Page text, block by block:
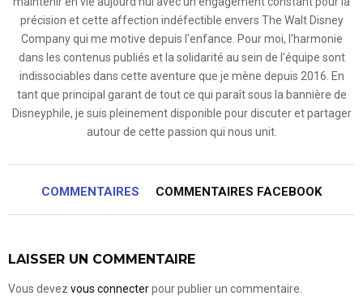
précision et cette affection indéfectible envers The Walt Disney
Company qui me motive depuis l'enfance. Pour moi, l'harmonie
dans les contenus publiés et la solidarité au sein de l'équipe sont
indissociables dans cette aventure que je mène depuis 2016. En
tant que principal garant de tout ce qui paraît sous la bannière de
Disneyphile, je suis pleinement disponible pour discuter et partager
autour de cette passion qui nous unit.
COMMENTAIRES COMMENTAIRES FACEBOOK
LAISSER UN COMMENTAIRE
Vous devez vous connecterpour publier un commentaire.